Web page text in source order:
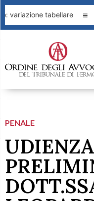
variazione tabellare
PENALE
UDIENZA